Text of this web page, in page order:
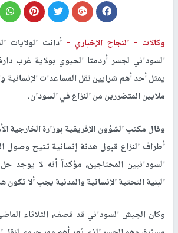
وكالات - النجاح الإخباري - أدانت
السوداني لجسر أردمتا الحيوي بولاية غرب
يمثل أحد أهم شرايين نقل المساعدات الإنسانية
ملايين المتضررين من النزاع في السودان.
وقال مكتب الشؤون الإفريقية بوزارة الخارجية
أطراف النزاع قبول هدنة إنسانية تتيح وصول
السودانيين المحتاجين، مؤكداً أنه لا يوجد
البنية التحتية الإنسانية والمدنية يجب ألا تكون
وكان الجيش السوداني قد قصف، الثلاثاء